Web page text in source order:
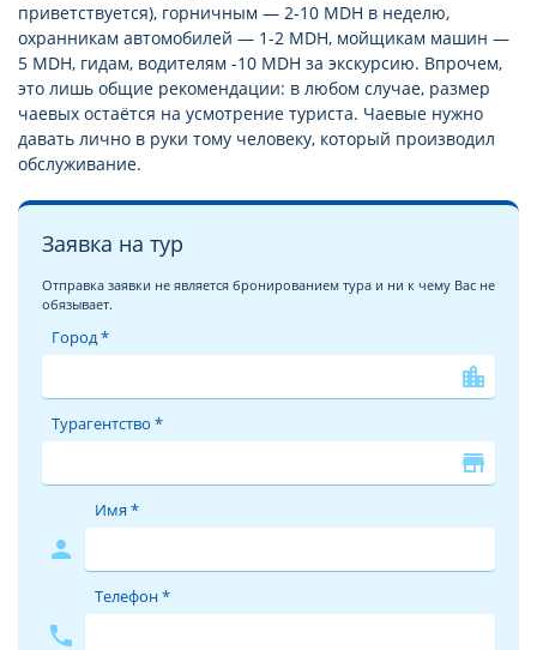
приветствуется), горничным — 2-10 MDH в неделю,
охранникам автомобилей — 1-2 MDH, мойщикам машин —
5 MDH, гидам, водителям -10 MDH за экскурсию. Впрочем,
это лишь общие рекомендации: в любом случае, размер
чаевых остаётся на усмотрение туриста. Чаевые нужно
давать лично в руки тому человеку, который производил
обслуживание.
Заявка на тур
Отправка заявки не является бронированием тура и ни к чему Вас не
обязывает.
Город *
location_city
Турагентство *
store
person
Имя *
phone
Телефон *